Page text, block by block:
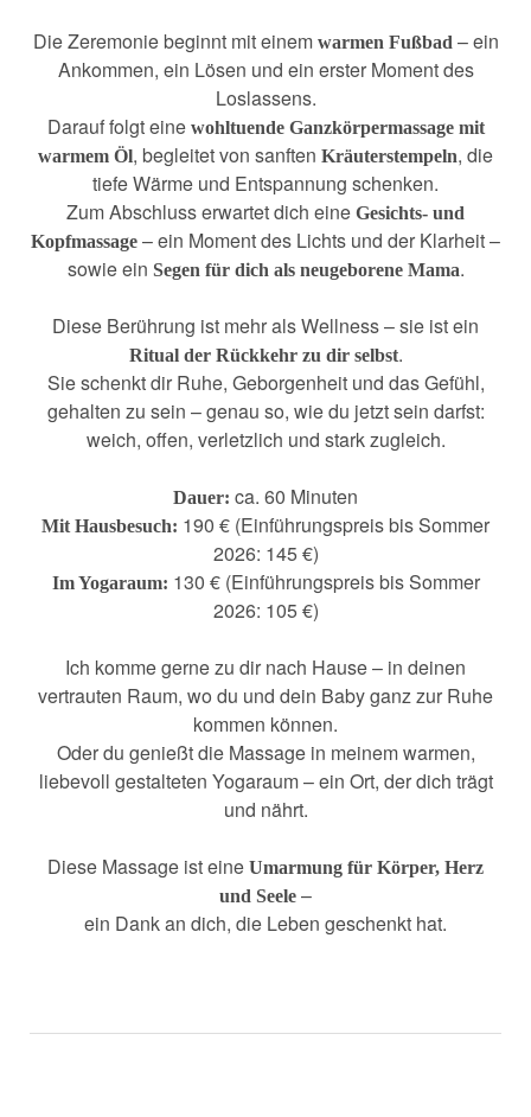
Die Zeremonie beginnt mit einem warmen Fußbad– ein
Ankommen, ein Lösen und ein erster Moment des
Loslassens.
Darauf folgt eine wohltuende Ganzkörpermassage mit
warmem Öl, begleitet von sanften Kräuterstempeln, die
tiefe Wärme und Entspannung schenken.
Zum Abschluss erwartet dich eine Gesichts- und
Kopfmassage – ein Moment des Lichts und der Klarheit –
sowie ein Segen für dich als neugeborene Mama.
Diese Berührung ist mehr als Wellness – sie ist ein
Ritual der Rückkehr zu dir selbst.
Sie schenkt dir Ruhe, Geborgenheit und das Gefühl,
gehalten zu sein – genau so, wie du jetzt sein darfst:
weich, offen, verletzlich und stark zugleich.
Dauer: ca. 60 Minuten
Mit Hausbesuch: 190 € (Einführungspreis bis Sommer
2026: 145 €)
Im Yogaraum: 130 € (Einführungspreis bis Sommer
2026: 105 €)
Ich komme gerne zu dir nach Hause – in deinen
vertrauten Raum, wo du und dein Baby ganz zur Ruhe
kommen können.
Oder du genießt die Massage in meinem warmen,
liebevoll gestalteten Yogaraum – ein Ort, der dich trägt
und nährt.
Diese Massage ist eine Umarmung für Körper, Herz
und Seele –
ein Dank an dich, die Leben geschenkt hat.